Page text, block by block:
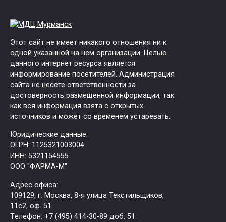
Этот сайт не имеет никакого отношения ни к
одной указанной на нем организации. Целью
данного интернет ресурса является
информирование посетителей. Администрация
сайта не несёте ответственности за
достоверность размещенной информации, так
как вся информация взята с открытых
источников и может со временем устаревать.
Юридические данные:
ОГРН: 1125321003004
ИНН: 5321154555
ООО "ФАРМА-М"
Адрес офиса:
109129, г. Москва, ​8-я улица Текстильщиков,
11с2, оф. 51
Tелефон: +7 (495) 414-30-89 доб. 51